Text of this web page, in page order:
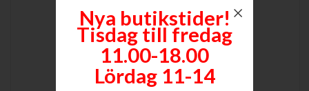
MUNINN GOLD CONNECTICUT
Nya butikstider!
Tisdag till fredag
11.00-18.00
Lördag 11-14